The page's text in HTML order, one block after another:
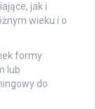
jak i
wieku i o
formy
lub
do